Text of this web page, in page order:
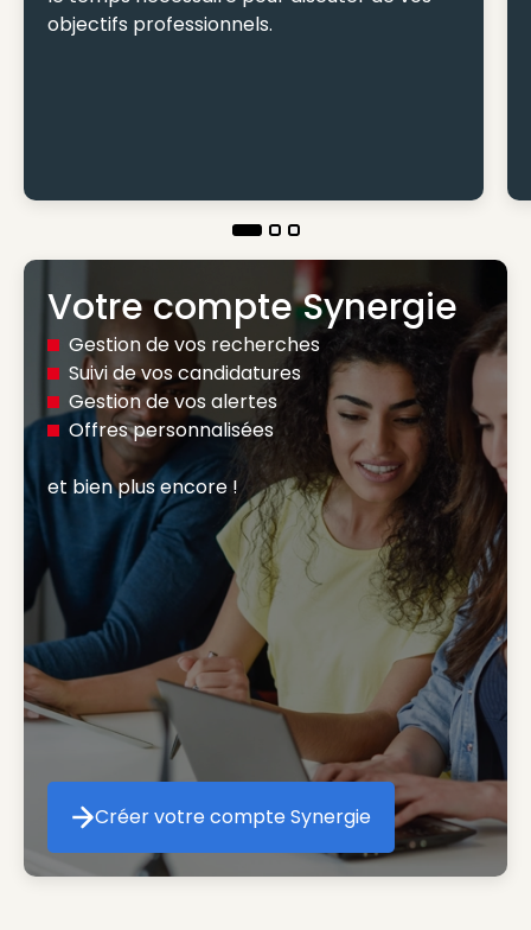
objectifs professionnels.
Votre compte Synergie
Gestion de vos recherches
Suivi de vos candidatures
Gestion de vos alertes
Offres personnalisées
et bien plus encore !
Créer votre compte Synergie
Créer votre compte Synergie